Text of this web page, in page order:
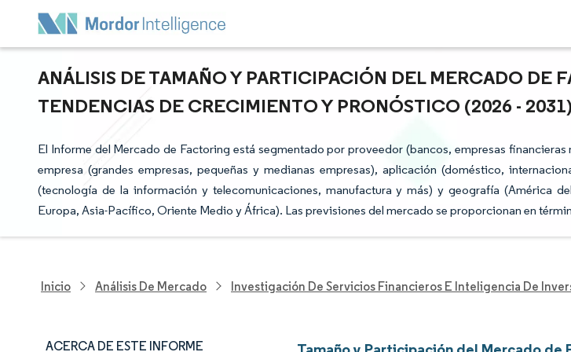
ANÁLISIS DE TAMAÑO Y PARTICIPACIÓN DEL MERCADO DE
TENDENCIAS DE CRECIMIENTO Y PRONÓSTICO (2026 - 2031)
El Informe del Mercado de Factoring está segmentado por proveedor (bancos, empresas financieras
empresa (grandes empresas, pequeñas y medianas empresas), aplicación (doméstico,
(tecnología de la información y telecomunicaciones, manufactura y más) y geografía (América
Europa, Asia-Pacífico, Oriente Medio y África). Las previsiones del mercado se proporcionan en
Inicio Análisis De Mercado Investigación De Servicios Financieros E Inteligencia De
ACERCA DE ESTE INFORME